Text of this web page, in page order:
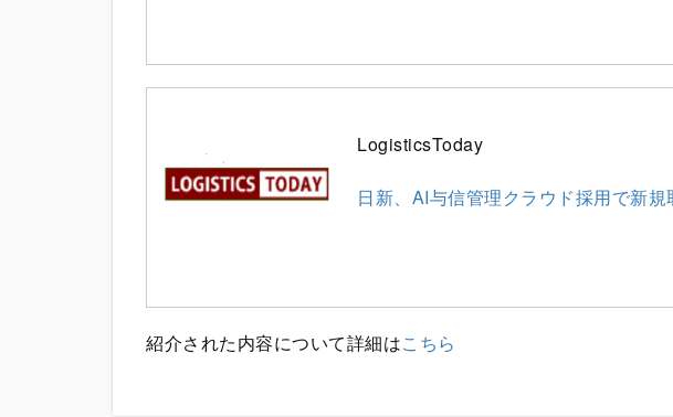
LogisticsToday
日新、AI与信管理クラウド採用で新規
紹介された内容について詳細はこちら